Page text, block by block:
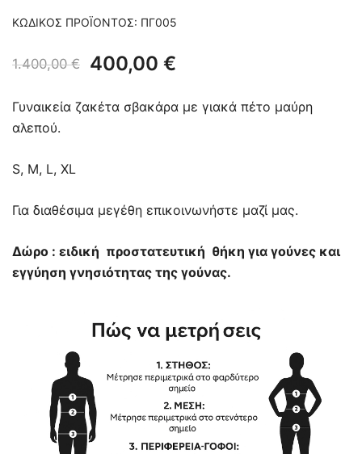
ΚΩΔΙΚΌΣ ΠΡΟΪΌΝΤΟΣ: ΠΓ005
1.400,00€
Original
price
400,00 €
τρέχουσα
Γυναικεία ζακέτα σβακάρα με γιακά πέτο μαύρη
αλεπού.
S, M, L, XL
Για διαθέσιμα μεγέθη επικοινωνήστε μαζί μας.
Δώρο : ειδική προστατευτική θήκη για γούνες και
εγγύηση γνησιότητας της γούνας.